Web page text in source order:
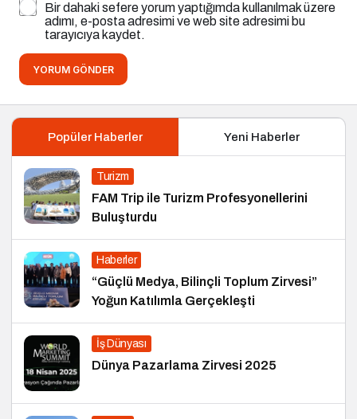
Bir dahaki sefere yorum yaptığımda kullanılmak üzere
adımı, e-posta adresimi ve web site adresimi bu
tarayıcıya kaydet.
YORUM GÖNDER
Popüler Haberler Yeni Haberler
Turizm
FAM Trip ile Turizm Profesyonellerini
Buluşturdu
Haberler
“Güçlü Medya, Bilinçli Toplum Zirvesi”
Yoğun Katılımla Gerçekleşti
İş Dünyası
Dünya Pazarlama Zirvesi 2025